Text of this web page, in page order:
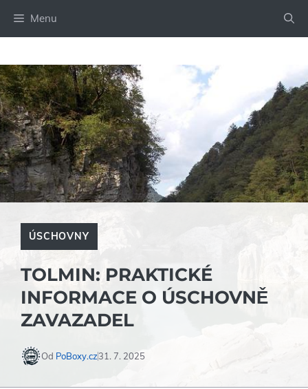
Menu
ÚSCHOVNY
TOLMIN: PRAKTICKÉ
INFORMACE O ÚSCHOVNĚ
ZAVAZADEL
Od PoBoxy.cz31. 7. 2025